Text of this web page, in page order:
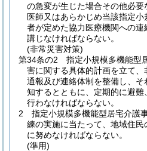
の急変が生じた場合その他必
医師又はあらかじめ当該指定
者が定めた協力医療機関への
講じなければならない。
(非常災害対策)
第34条の2
指定小規模多機能型
害に関する具体的計画を立て
通報及び連絡体制を整備し、
知するとともに、定期的に避
行わなければならない。
2
指定小規模多機能型居宅介護
練の実施に当たって、地域住
に努めなければならない。
(準用)